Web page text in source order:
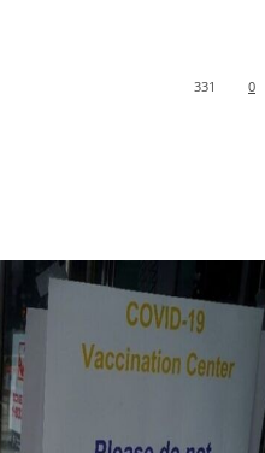
0
331